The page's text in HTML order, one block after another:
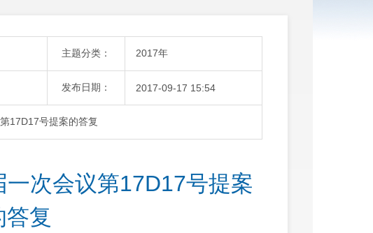
主题分类： 2017年
发布日期： 2017-09-17 15:54
17D17号提案的答复
次会议第17D17号提案
答复